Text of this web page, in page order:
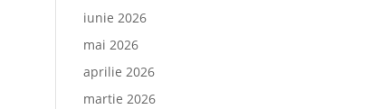
iunie 2026
mai 2026
aprilie 2026
martie 2026